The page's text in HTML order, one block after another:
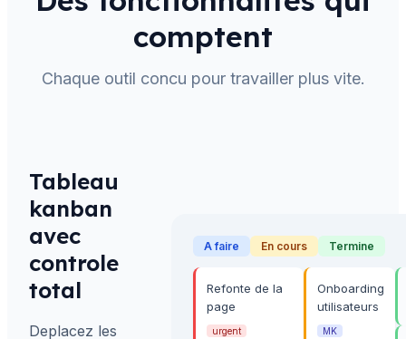
comptent
Chaque outil concu pour travailler plus vite.
Tableau
kanban
avec
controle
total
Deplacez les
A faire En cours Termine
Refonte de la
page
urgent
Onboarding
utilisateurs
MK